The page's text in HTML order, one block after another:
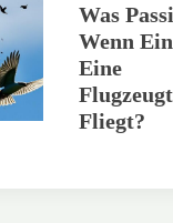
Was
Wenn
Eine
Fliegt?